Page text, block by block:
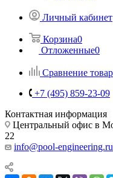
Личный кабинет
Корзина0
Отложенные0
Сравнение
+7 (495) 859-23-09
Контактная информация
Центральный офис в
22
info@pool-engineering.ru